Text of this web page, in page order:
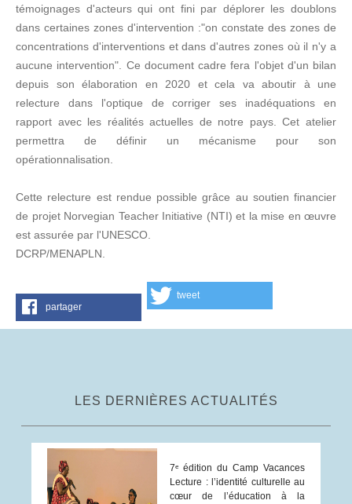
témoignages d'acteurs qui ont fini par déplorer les doublons
dans certaines zones d'intervention :"on constate des zones de
concentrations d'interventions et dans d'autres zones où il n'y a
aucune intervention". Ce document cadre fera l'objet d'un bilan
depuis son élaboration en 2020 et cela va aboutir à une
relecture dans l'optique de corriger ses inadéquations en
rapport avec les réalités actuelles de notre pays. Cet atelier
permettra de définir un mécanisme pour son
opérationnalisation.
Cette relecture est rendue possible grâce au soutien financier
de projet Norvegian Teacher Initiative (NTI) et la mise en œuvre
est assurée par l'UNESCO.
DCRP/MENAPLN.
partager
tweet
LES DERNIÈRES ACTUALITÉS
7ᵉ édition du Camp Vacances
Lecture : l’identité culturelle au
cœur de l’éducation à la